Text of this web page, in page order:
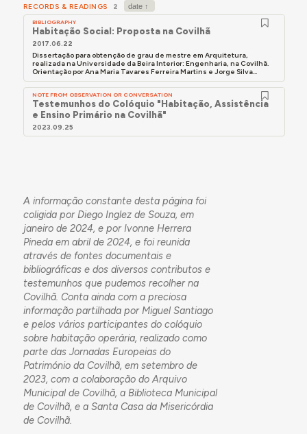
RECORDS & READINGS 2
BIBLIOGRAPHY
Habitação Social: Proposta na Covilhã
2017.06.22
Dissertação para obtenção de grau de mestre em Arquitetura,
realizada na Universidade da Beira Interior: Engenharia, na Covilhã.
Orientação por Ana Maria Tavares Ferreira Martins e Jorge Silva...
NOTE FROM OBSERVATION OR CONVERSATION
Testemunhos do Colóquio "Habitação, Assistência
e Ensino Primário na Covilhã"
2023.09.25
A informação constante desta página foi
coligida por Diego Inglez de Souza, em
janeiro de 2024, e por Ivonne Herrera
Pineda em abril de 2024, e foi reunida
através de fontes documentais e
bibliográficas e dos diversos contributos e
testemunhos que pudemos recolher na
Covilhã. Conta ainda com a preciosa
informação partilhada por Miguel Santiago
e pelos vários participantes do colóquio
sobre habitação operária, realizado como
parte das Jornadas Europeias do
Património da Covilhã, em setembro de
2023, com a colaboração do Arquivo
Municipal de Covilhã, a Biblioteca Municipal
de Covilhã, e a Santa Casa da Misericórdia
de Covilhã.